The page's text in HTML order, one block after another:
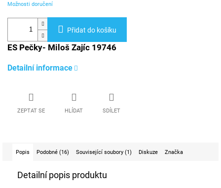
Možnosti doručení
Přidat do košíku
ES Pečky- Miloš Zajíc 19746
Detailní informace
ZEPTAT SE HLÍDAT SDÍLET
Popis Podobné (16) Související soubory (1) Diskuze Značka
Detailní popis produktu